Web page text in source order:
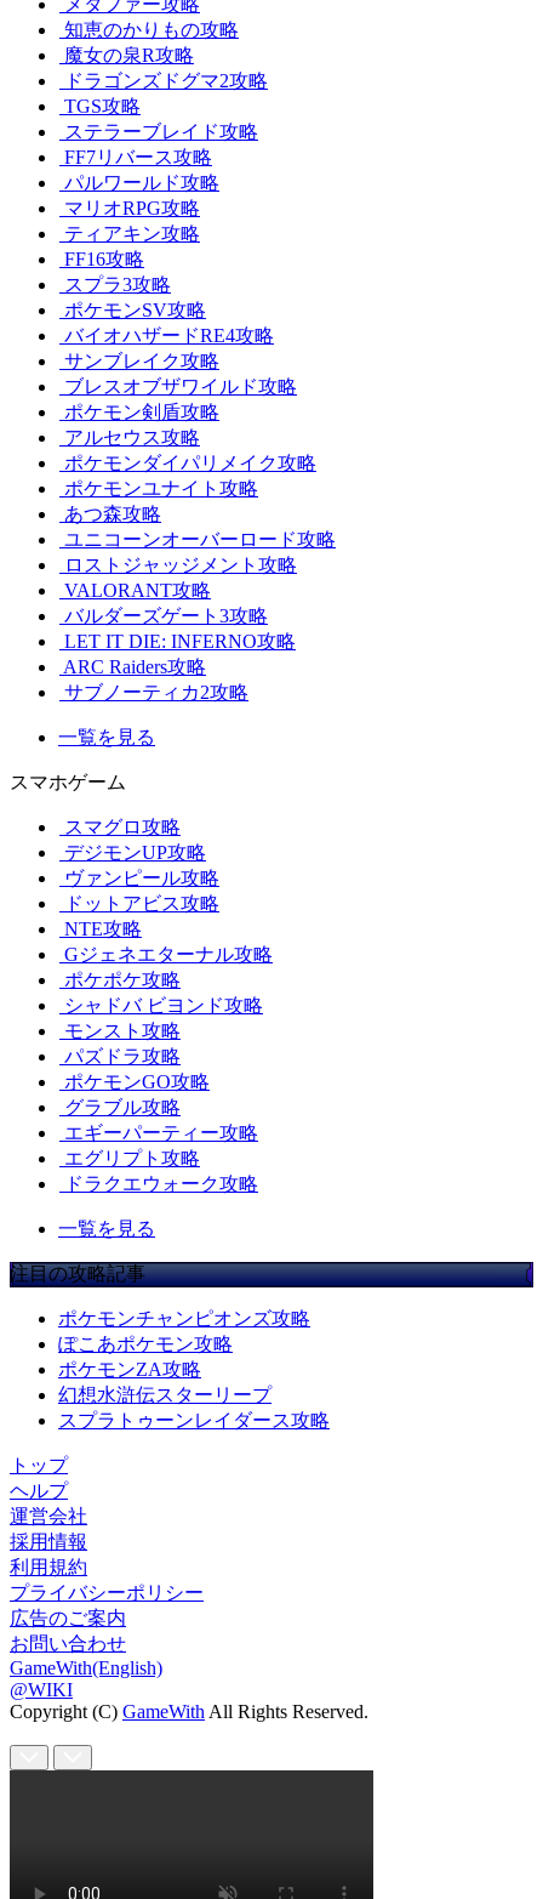
知恵のかりもの攻略
魔女の泉R攻略
ドラゴンズドグマ2攻略
TGS攻略
ステラーブレイド攻略
FF7リバース攻略
パルワールド攻略
マリオRPG攻略
ティアキン攻略
FF16攻略
スプラ3攻略
ポケモンSV攻略
バイオハザードRE4攻略
サンブレイク攻略
ブレスオブザワイルド攻略
ポケモン剣盾攻略
アルセウス攻略
ポケモンダイパリメイク攻略
ポケモンユナイト攻略
あつ森攻略
ユニコーンオーバーロード攻略
ロストジャッジメント攻略
VALORANT攻略
バルダーズゲート3攻略
LET IT DIE: INFERNO攻略
ARC Raiders攻略
サブノーティカ2攻略
一覧を見る
スマホゲーム
スマグロ攻略
デジモンUP攻略
ヴァンピール攻略
ドットアビス攻略
NTE攻略
Gジェネエターナル攻略
ポケポケ攻略
シャドバ ビヨンド攻略
モンスト攻略
パズドラ攻略
ポケモンGO攻略
グラブル攻略
エギーパーティー攻略
エグリプト攻略
ドラクエウォーク攻略
一覧を見る
注目の攻略記事
ポケモンチャンピオンズ攻略
ぽこあポケモン攻略
ポケモンZA攻略
幻想水滸伝スターリープ
スプラトゥーンレイダース攻略
トップ
ヘルプ
運営会社
採用情報
利用規約
プライバシーポリシー
広告のご案内
お問い合わせ
GameWith(English)
@WIKI
Copyright (C) GameWith All Rights Reserved.